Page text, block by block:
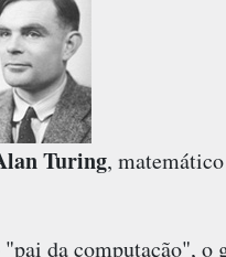
Turing,
da computação", o